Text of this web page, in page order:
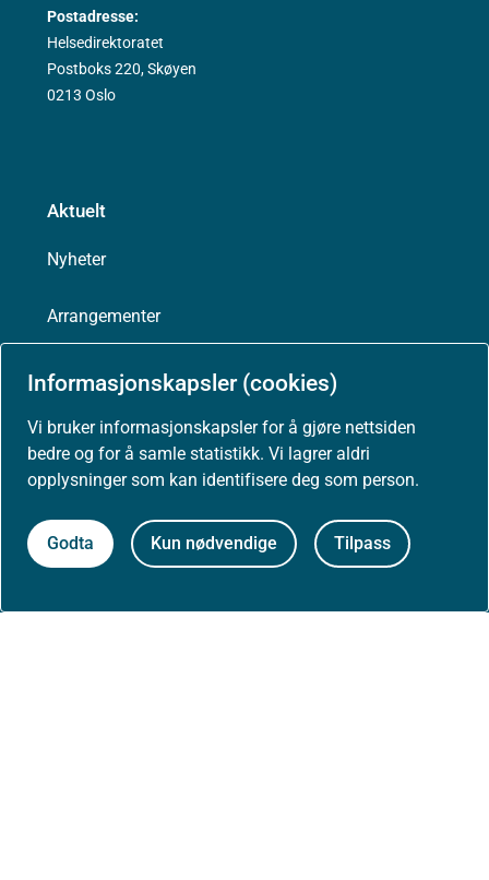
Informasjonskapsler (cookies)
Vi bruker informasjonskapsler for å gjøre nettsiden
bedre og for å samle statistikk. Vi lagrer aldri
opplysninger som kan identifisere deg som person.
Godta Kun nødvendige Tilpass
Postadresse:
Helsedirektoratet
Postboks 220, Skøyen
0213 Oslo
Aktuelt
Nyheter
Arrangementer
Høringer
Presse
Om nettstedet